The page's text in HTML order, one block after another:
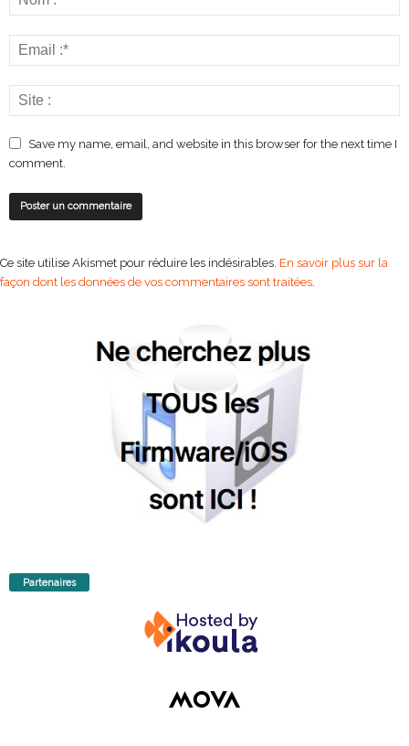
Save my name, email, and website in this browser for the next time I
comment.
Ce site utilise Akismet pour réduire les indésirables. En savoir plus sur la
façon dont les données de vos commentaires sont traitées
Partenaires